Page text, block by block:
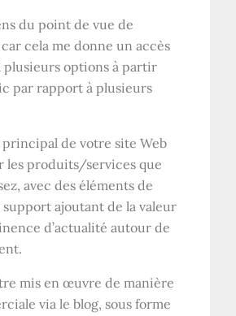
du point de vue de
cela me donne un accès
plusieurs options à partir
par rapport à plusieurs
de votre site Web
les produits/services que
avec des éléments de
ajoutant de la valeur
d’actualité autour de
mis en œuvre de manière
via le blog, sous forme